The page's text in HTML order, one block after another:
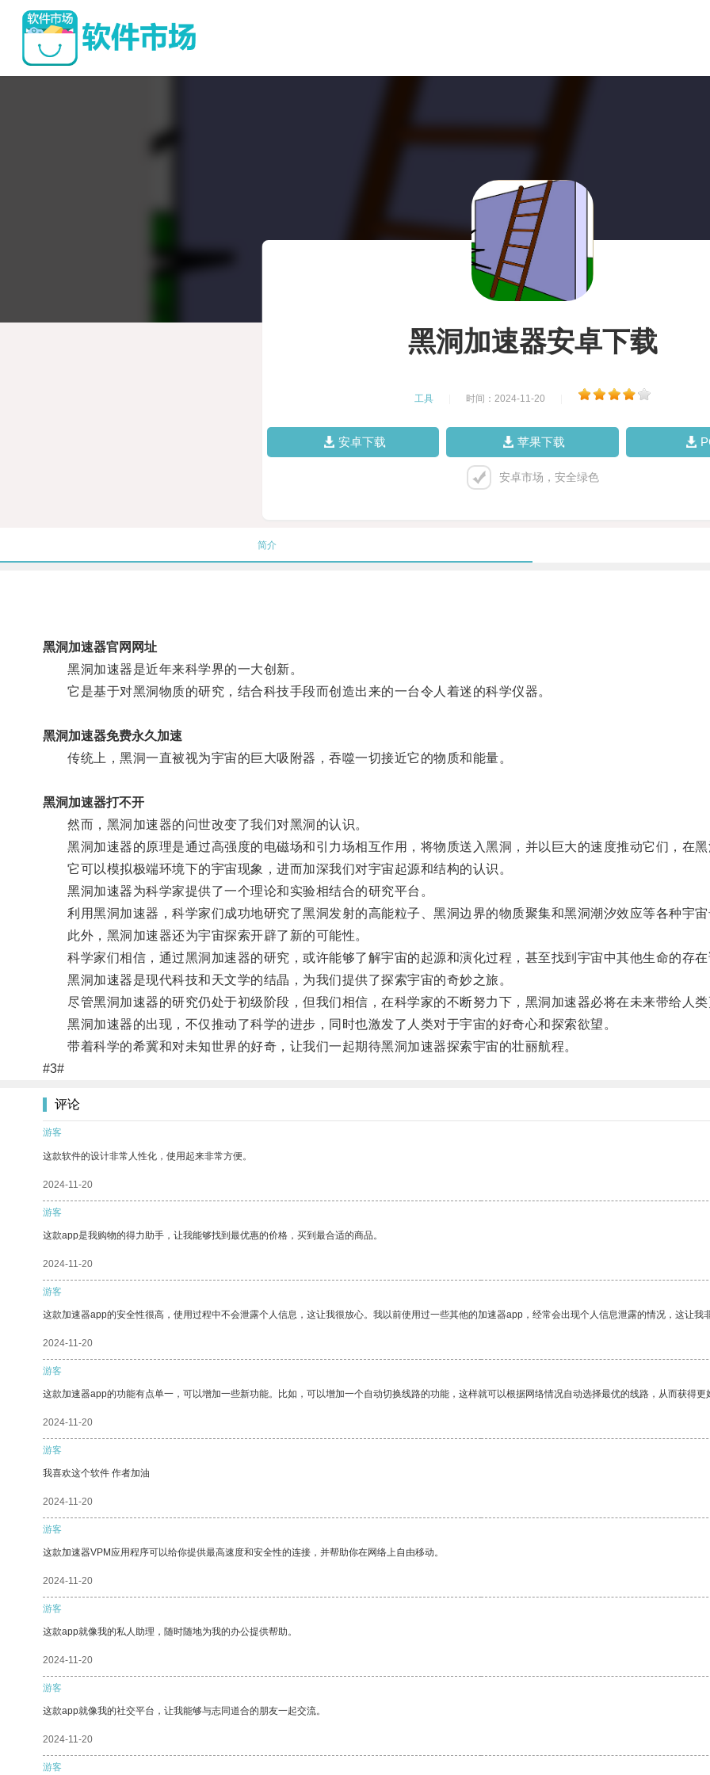
黑洞加速器安卓下载
工具 时间：2024-11-20
安卓下载 苹果下载
安卓市场，安全绿色
简介
黑洞加速器官网网址
黑洞加速器是近年来科学界的一大创新。
它是基于对黑洞物质的研究，结合科技手段而创造出来的一台令人着迷的科学仪器。
黑洞加速器免费永久加速
传统上，黑洞一直被视为宇宙的巨大吸附器，吞噬一切接近它的物质和能量。
黑洞加速器打不开
然而，黑洞加速器的问世改变了我们对黑洞的认识。
黑洞加速器的原理是通过高强度的电磁场和引力场相互作用，将物质送入黑洞，并以巨大的速度推动它们，在黑
它可以模拟极端环境下的宇宙现象，进而加深我们对宇宙起源和结构的认识。
黑洞加速器为科学家提供了一个理论和实验相结合的研究平台。
利用黑洞加速器，科学家们成功地研究了黑洞发射的高能粒子、黑洞边界的物质聚集和黑洞潮汐效应等各种宇宙
此外，黑洞加速器还为宇宙探索开辟了新的可能性。
科学家们相信，通过黑洞加速器的研究，或许能够了解宇宙的起源和演化过程，甚至找到宇宙中其他生命的存在
黑洞加速器是现代科技和天文学的结晶，为我们提供了探索宇宙的奇妙之旅。
尽管黑洞加速器的研究仍处于初级阶段，但我们相信，在科学家的不断努力下，黑洞加速器必将在未来带给人类
黑洞加速器的出现，不仅推动了科学的进步，同时也激发了人类对于宇宙的好奇心和探索欲望。
带着科学的希冀和对未知世界的好奇，让我们一起期待黑洞加速器探索宇宙的壮丽航程。
#3#
评论
游客
这款软件的设计非常人性化，使用起来非常方便。
2024-11-20
游客
这款app是我购物的得力助手，让我能够找到最优惠的价格，买到最合适的商品。
2024-11-20
游客
这款加速器app的安全性很高，使用过程中不会泄露个人信息，这让我很放心。我以前使用过一些其他的加速器app，经常会出现个人信息泄露的情况，这让我
2024-11-20
游客
这款加速器app的功能有点单一，可以增加一些新功能。比如，可以增加一个自动切换线路的功能，这样就可以根据网络情况自动选择最优的线路，从而获得更
2024-11-20
游客
我喜欢这个软件 作者加油
2024-11-20
游客
这款加速器VPM应用程序可以给你提供最高速度和安全性的连接，并帮助你在网络上自由移动。
2024-11-20
游客
这款app就像我的私人助理，随时随地为我的办公提供帮助。
2024-11-20
游客
这款app就像我的社交平台，让我能够与志同道合的朋友一起交流。
2024-11-20
游客